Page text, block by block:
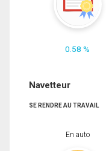
0.58 %
Navetteur
SE RENDRE AU TRAVAIL
En auto